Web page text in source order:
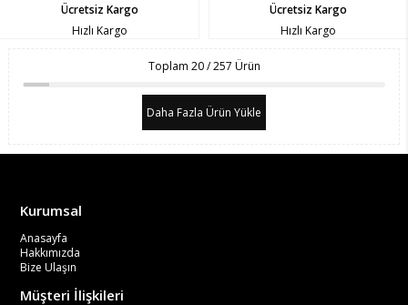
Ücretsiz Kargo
Hızlı Kargo
Ücretsiz Kargo
Hızlı Kargo
Toplam 20/257 Ürün
Daha Fazla Ürün Yükle
Kurumsal
Anasayfa
Hakkımızda
Bize Ulaşın
Müşteri İlişkileri